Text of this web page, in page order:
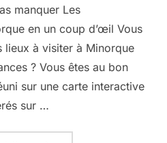
manquer Les
en un coup d’œil Vous
lieux à visiter à Minorque
? Vous êtes au bon
sur une carte interactive
sur …